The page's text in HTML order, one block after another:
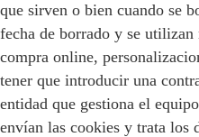
que sirven o bien cuando se
fecha de borrado y se utilizan
compra online,
tener que introducir una
entidad que gestiona el
envían las cookies y trata los